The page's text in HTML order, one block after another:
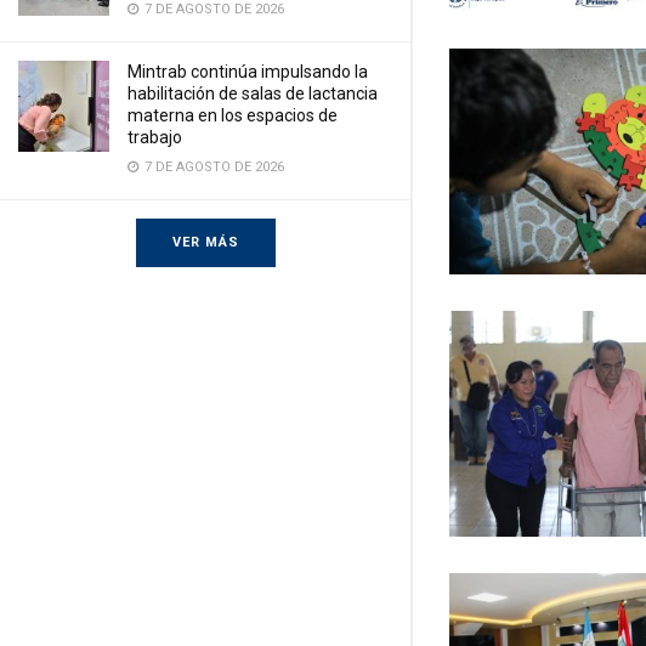
7 DE AGOSTO DE 2026
Mintrab continúa impulsando la
habilitación de salas de lactancia
materna en los espacios de
trabajo
7 DE AGOSTO DE 2026
VER MÁS